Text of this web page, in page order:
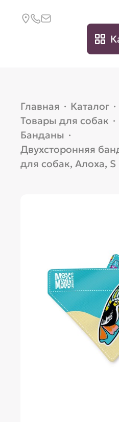
Главная · Каталог ·
Товары для собак ·
Банданы ·
Двухсторонняя
для собак, Алоха, S